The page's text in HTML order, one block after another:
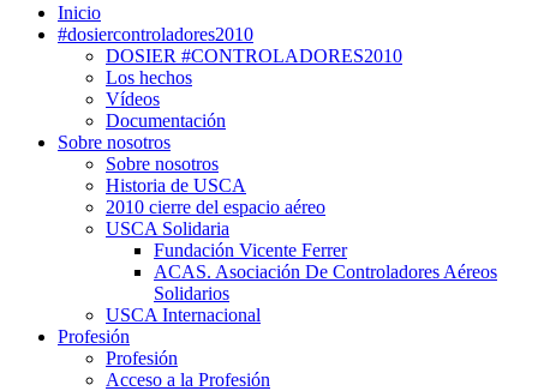
Inicio
#dosiercontroladores2010
DOSIER #CONTROLADORES2010
Los hechos
Vídeos
Documentación
Sobre nosotros
Sobre nosotros
Historia de USCA
2010 cierre del espacio aéreo
USCA Solidaria
Fundación Vicente Ferrer
ACAS. Asociación De Controladores Aéreos
Solidarios
USCA Internacional
Profesión
Profesión
Acceso a la Profesión